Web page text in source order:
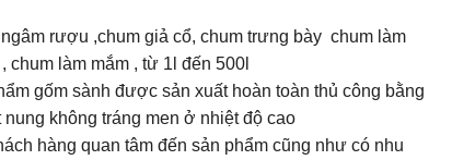
rượu ,chum giả cổ, chum trưng bày chum làm
chum làm mắm , từ 1l đến 500l
gốm sành được sản xuất hoàn toàn thủ công bằng
nung không tráng men ở nhiệt độ cao
hàng quan tâm đến sản phẩm cũng như có nhu